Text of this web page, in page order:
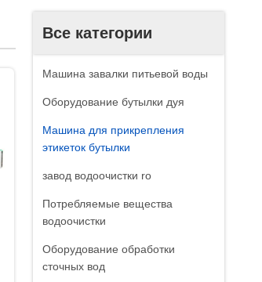
Все категории
Машина завалки питьевой воды
Оборудование бутылки дуя
Машина для прикрепления
этикеток бутылки
завод водоочистки ro
Потребляемые вещества
водоочистки
Оборудование обработки
сточных вод